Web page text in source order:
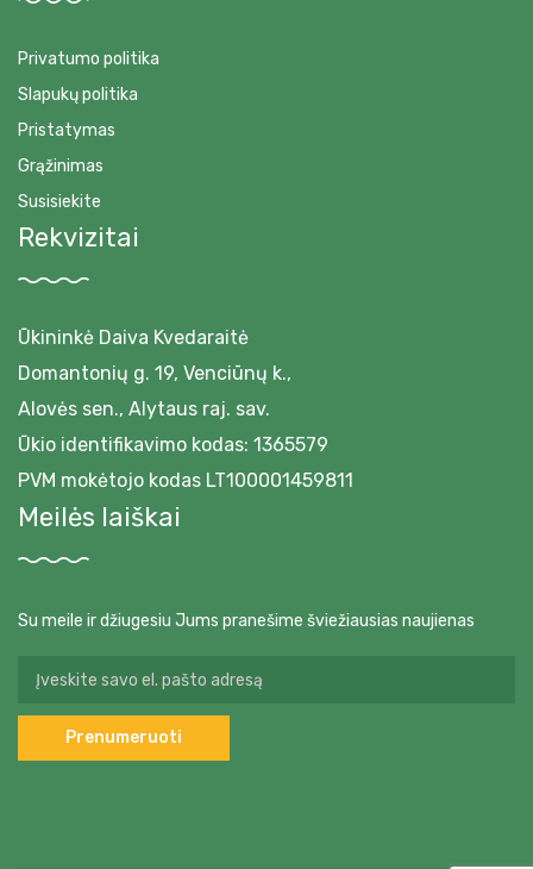
Privatumo politika
Slapukų politika
Pristatymas
Grąžinimas
Susisiekite
Rekvizitai
Ūkininkė Daiva Kvedaraitė
Domantonių g. 19, Venciūnų k.,
Alovės sen., Alytaus raj. sav.
Ūkio identifikavimo kodas: 1365579
PVM mokėtojo kodas LT100001459811
Meilės laiškai
Su meile ir džiugesiu Jums pranešime šviežiausias naujienas
Prenumeruoti